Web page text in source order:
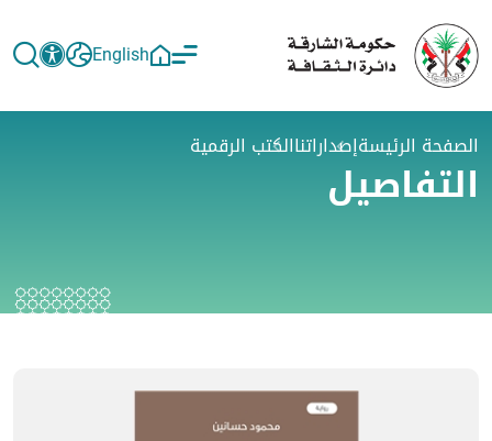
English
الصفحة الرئيسةإصداراتناالكتب الرقمية
التفاصيل